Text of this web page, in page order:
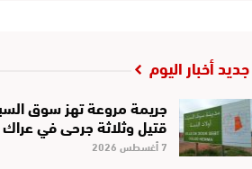
جديد أخبار اليوم
جريمة مروعة تهز سوق
قتيل وثلاثة جرحى في
7 أغسطس 2026